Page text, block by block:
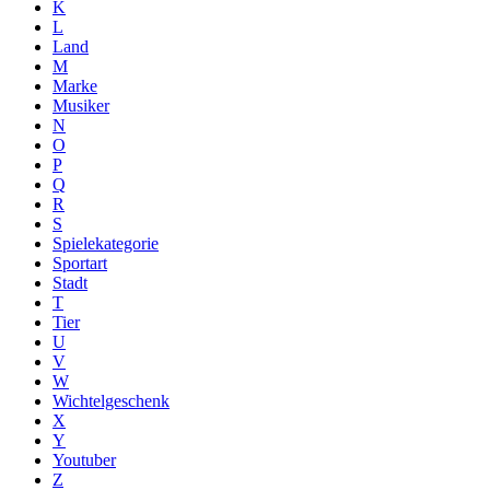
K
L
Land
M
Marke
Musiker
N
O
P
Q
R
S
Spielekategorie
Sportart
Stadt
T
Tier
U
V
W
Wichtelgeschenk
X
Y
Youtuber
Z